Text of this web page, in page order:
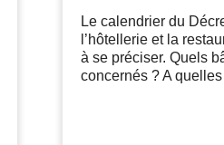
Le calendrier du
l’hôtellerie et la
à se préciser. Quels
concernés ? A